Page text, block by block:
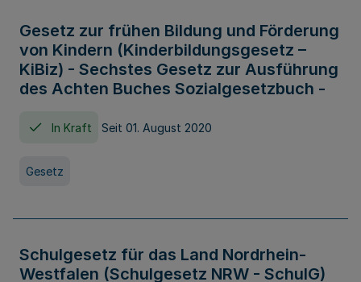
Gesetz zur frühen Bildung und Förderung
von Kindern (Kinderbildungsgesetz –
KiBiz) - Sechstes Gesetz zur Ausführung
des Achten Buches Sozialgesetzbuch -
In Kraft Seit 01. August 2020
Gesetz
Schulgesetz für das Land Nordrhein-
Westfalen (Schulgesetz NRW - SchulG)